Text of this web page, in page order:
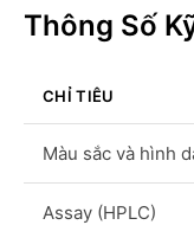
Thông Số
CHỈ TIÊU
Màu sắc và hình
Assay (HPLC)